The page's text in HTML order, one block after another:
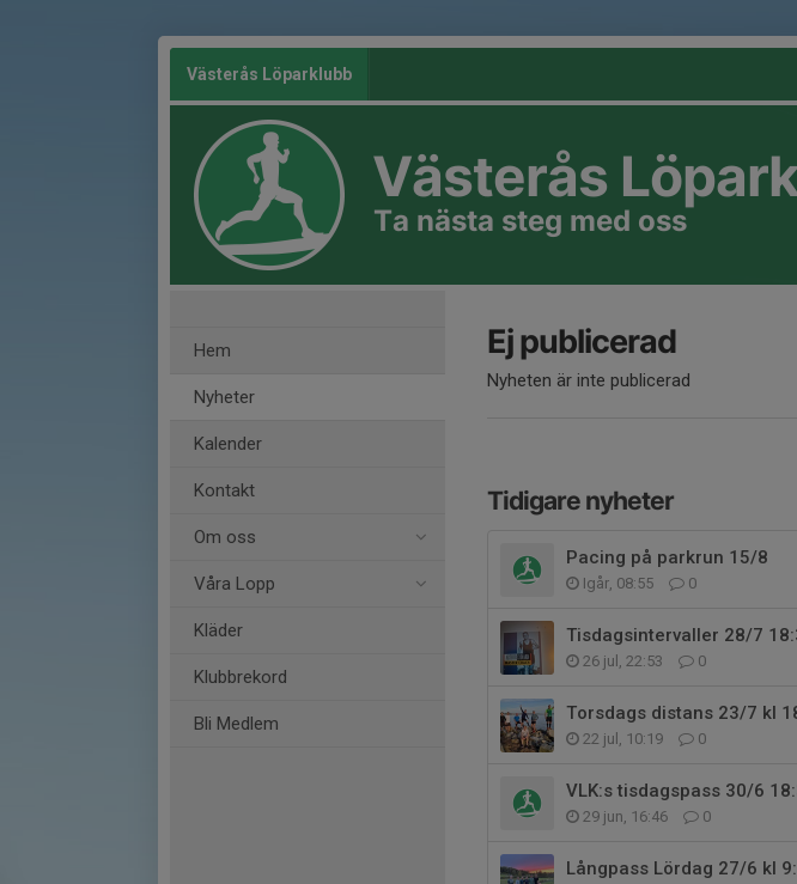
Västerås Löparklubb
Västerås
Ta nästa steg med oss
Hem
Nyheter
Kalender
Kontakt
Om oss
Våra Lopp
Kläder
Klubbrekord
Bli Medlem
Ej publicerad
Nyheten är inte publicerad
Tidigare nyheter
Pacing på parkrun 15/8
Igår, 08:55 0
Tisdagsintervaller 28/7
26 jul, 22:53 0
Torsdags distans 23/7 kl
22 jul, 10:19 0
VLK:s tisdagspass 30/6
29 jun, 16:46 0
Långpass Lördag 27/6 kl